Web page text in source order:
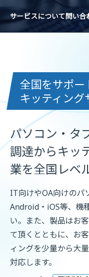
サービスについて問い合
全国をサポー
キッティング
パソコン・タ
調達からキッ
業を全国レベ
IT向けやOA向けのパ
Android・iOS等、機
い。また、製品はお
て頂くとともに、お
ィングを少量から大
対応します。